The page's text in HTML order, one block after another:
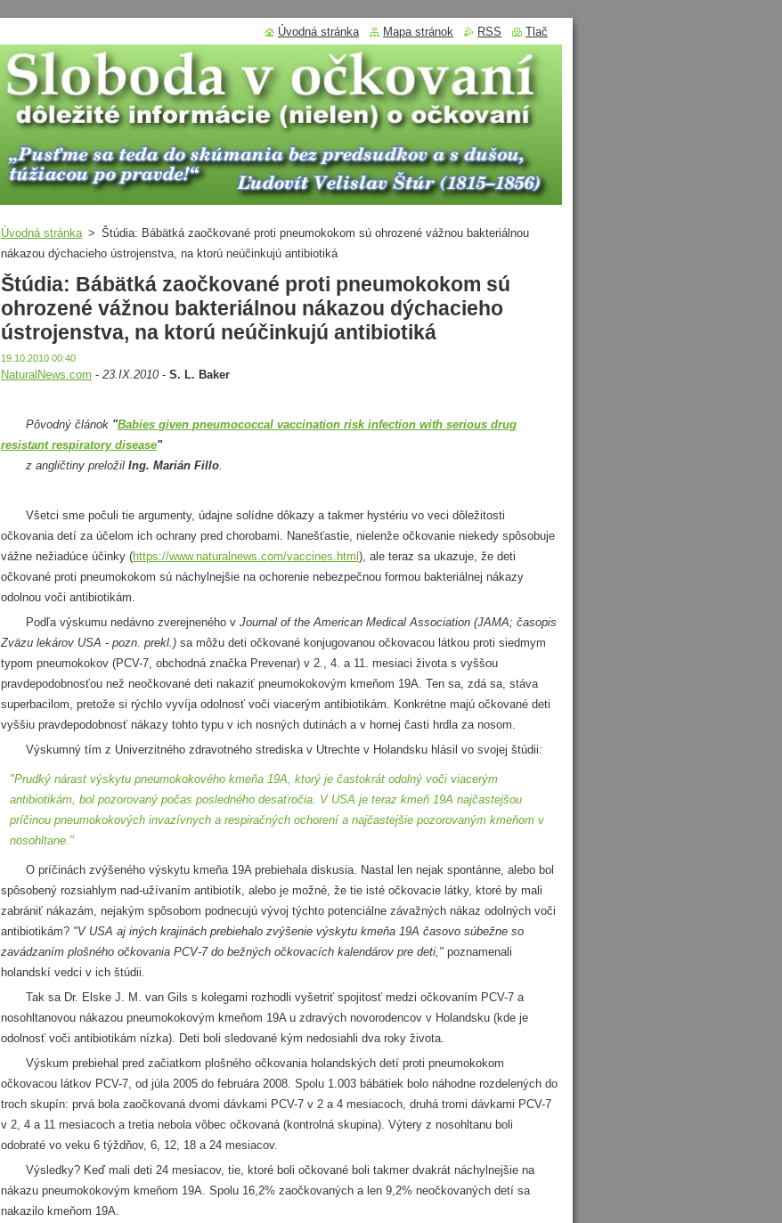
Úvodná stránka > Štúdia: Bábätká zaočkované proti pneumokokom sú ohrozené vážnou bakteriálnou
nákazou dýchacieho ústrojenstva, na ktorú neúčinkujú antibiotiká
Štúdia: Bábätká zaočkované proti pneumokokom sú
ohrozené vážnou bakteriálnou nákazou dýchacieho
ústrojenstva, na ktorú neúčinkujú antibiotiká
19.10.2010 00:40
NaturalNews.com - 23.IX.2010 - S. L. Baker
Pôvodný článok "Babies given pneumococcal vaccination risk infection with serious drug
resistant respiratory disease"
z angličtiny preložil Ing. Marián Fillo.
Všetci sme počuli tie argumenty, údajne solídne dôkazy a takmer hystériu vo veci dôležitosti
očkovania detí za účelom ich ochrany pred chorobami. Nanešťastie, nielenže očkovanie niekedy spôsobuje
vážne nežiadúce účinky (https://www.naturalnews.com/vaccines.html ), ale teraz sa ukazuje, že deti
očkované proti pneumokokom sú náchylnejšie na ochorenie nebezpečnou formou bakteriálnej nákazy
odolnou voči antibiotikám.
Podľa výskumu nedávno zverejneného v Journal of the American Medical Association (JAMA; časopis
Zväzu lekárov USA - pozn. prekl.) sa môžu deti očkované konjugovanou očkovacou látkou proti siedmym
typom pneumokokov (PCV-7, obchodná značka Prevenar) v 2., 4. a 11. mesiaci života s vyššou
pravdepodobnosťou než neočkované deti nakaziť pneumokokovým kmeňom 19A. Ten sa, zdá sa, stáva
superbacilom, pretože si rýchlo vyvíja odolnosť voči viacerým antibiotikám. Konkrétne majú očkované deti
vyššiu pravdepodobnosť nákazy tohto typu v ich nosných dutinách a v hornej časti hrdla za nosom.
Výskumný tím z Univerzitného zdravotného strediska v Utrechte v Holandsku hlásil vo svojej štúdii:
"Prudký nárast výskytu pneumokokového kmeňa 19A, ktorý je častokrát odolný voči viacerým
antibiotikám, bol pozorovaný počas posledného desaťročia. V USA je teraz kmeň 19A najčastejšou
príčinou pneumokokových invazívnych a respiračných ochorení a najčastejšie pozorovaným kmeňom v
nosohltane."
O príčinách zvýšeného výskytu kmeňa 19A prebiehala diskusia. Nastal len nejak spontánne, alebo bol
spôsobený rozsiahlym nad-užívaním antibiotík, alebo je možné, že tie isté očkovacie látky, ktoré by mali
zabrániť nákazám, nejakým spôsobom podnecujú vývoj týchto potenciálne závažných nákaz odolných voči
antibiotikám? "V USA aj iných krajinách prebiehalo zvýšenie výskytu kmeňa 19A časovo súbežne so
zavádzaním plošného očkovania PCV-7 do bežných očkovacích kalendárov pre deti," poznamenali
holandskí vedci v ich štúdii.
Tak sa Dr. Elske J. M. van Gils s kolegami rozhodli vyšetriť spojitosť medzi očkovaním PCV-7 a
nosohltanovou nákazou pneumokokovým kmeňom 19A u zdravých novorodencov v Holandsku (kde je
odolnosť voči antibiotikám nízka). Deti boli sledované kým nedosiahli dva roky života.
Výskum prebiehal pred začiatkom plošného očkovania holandských detí proti pneumokokom
očkovacou látkov PCV-7, od júla 2005 do februára 2008. Spolu 1.003 bábätiek bolo náhodne rozdelených do
troch skupín: prvá bola zaočkovaná dvomi dávkami PCV-7 v 2 a 4 mesiacoch, druhá tromi dávkami PCV-7
v 2, 4 a 11 mesiacoch a tretia nebola vôbec očkovaná (kontrolná skupina). Výtery z nosohltanu boli
odobraté vo veku 6 týždňov, 6, 12, 18 a 24 mesiacov.
Výsledky? Keď mali deti 24 mesiacov, tie, ktoré boli očkované boli takmer dvakrát náchylnejšie na
nákazu pneumokokovým kmeňom 19A. Spolu 16,2% zaočkovaných a len 9,2% neočkovaných detí sa
nakazilo kmeňom 19A.
Úvodná stránka Mapa stránok RSS Tlač